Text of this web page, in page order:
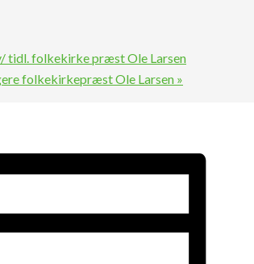
tidl. folkekirke præst Ole Larsen
folkekirkepræst Ole Larsen »